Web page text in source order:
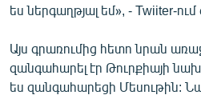
ես ներգաղթյալ եմ», - Twiiter-ում
Այս գրառումից հետո նրան
զանգահարել էր Թուրքիայի
ես զանգահարեցի Մեսութին: